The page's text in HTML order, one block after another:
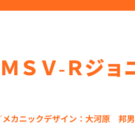
ＳＶ‐Ｒジョ
メカニックデザイン：大河原 邦男